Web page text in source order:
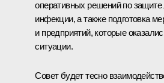
оперативных решений по
инфекции, а также подготовка
и предприятий, которые
ситуации.
Совет будет тесно